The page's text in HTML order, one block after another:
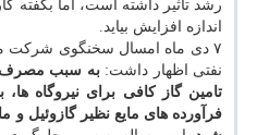
رشد تأثیر داشته است، اما بگفته
اندازه افزایش بیاید.
۷ دی ماه امسال سخنگوی شرکت
نفتی اظهار داشت:به سبب مصرف
تامین گاز کافی برای نیروگاه
فرآورده های مایع نظیر گازوئیل